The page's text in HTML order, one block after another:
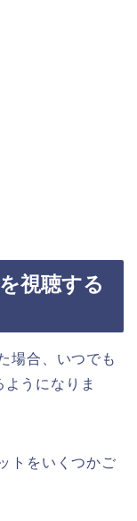
視聴する
場合、いつでも
うになりま
トをいくつかご